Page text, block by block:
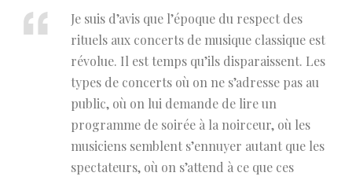
Je suis d’avis que l’époque du respect des
rituels aux concerts de musique classique est
révolue. Il est temps qu’ils disparaissent. Les
types de concerts où on ne s’adresse pas au
public, où on lui demande de lire un
programme de soirée à la noirceur, où les
musiciens semblent s’ennuyer autant que les
spectateurs, où on s’attend à ce que ces